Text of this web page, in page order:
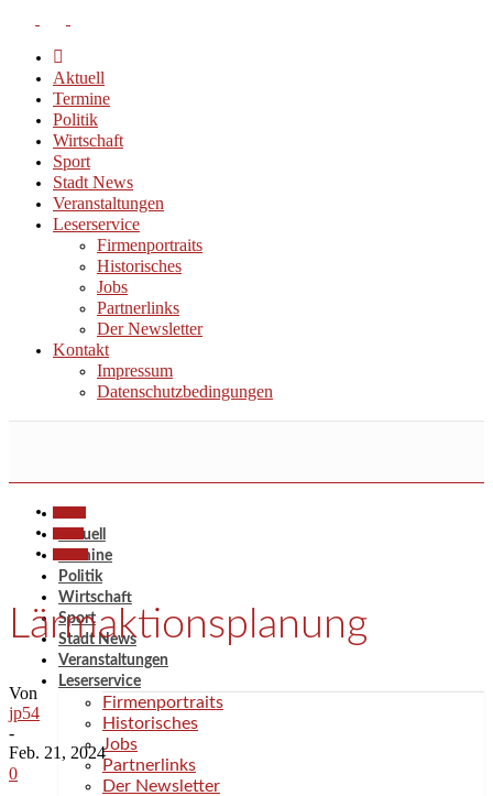
Aktuell
Termine
Politik
Wirtschaft
Sport
Stadt News
Veranstaltungen
Leserservice
Firmenportraits
Historisches
Jobs
Partnerlinks
Der Newsletter
Kontakt
Impressum
Datenschutzbedingungen
Aktuell
Termine
Politik
Wirtschaft
Sport
Stadt News
Veranstaltungen
Leserservice
Firmenportraits
Historisches
Jobs
Partnerlinks
Der Newsletter
Lärmaktionsplanung
Von
jp54
-
Feb. 21, 2024
0